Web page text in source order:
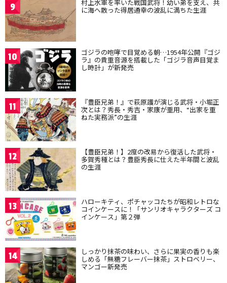
9 村上水軍を率いた戦国武将！幼い弟を支え、共
に海へ散った得居通幸の波乱に満ちた生涯
10 ゴジラの咆哮で目覚める朝…1954年公開『ゴジ
ラ』の貴重音源を搭載した「ゴジラ音声目覚ま
し時計」が新発売
11 『豊臣兄弟！』で萩原護が演じる武将・小堀正
次とは？秀長・秀吉・家康が重用、“出家を重
ねた実務派”の生涯
12 【豊臣兄弟！】2度の改易から復活した武将・
多賀秀種とは？豊臣秀長に仕えた半年間と波乱
の生涯
13 ハローキティ、ポチャッコたちが昭和レトロな
コインケースに！「サンリオキャラクターズ コ
インケース」第２弾
14 しっかり抹茶の味わい、さらに果実の香りも楽
しめる「無糖フレーバー抹茶」ストロベリー、
マンゴー新発売